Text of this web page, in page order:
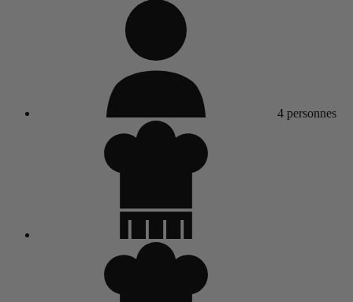
4 personnes